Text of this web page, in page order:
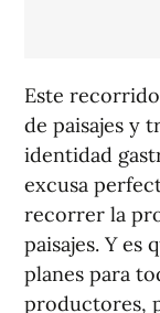
Este
de paisajes y
identidad
excusa
recorrer la
paisajes. Y es
planes para
productores,